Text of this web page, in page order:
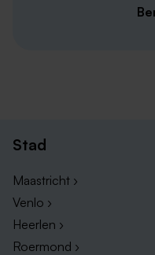
Stad
Maastricht ›
Venlo ›
Heerlen ›
Roermond ›